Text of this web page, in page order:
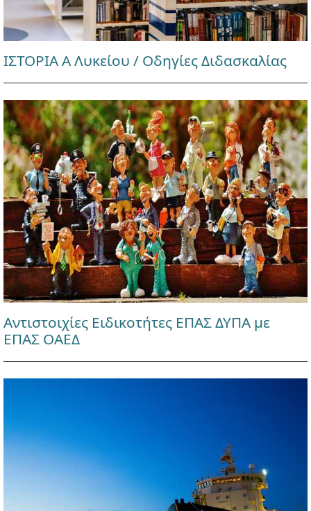
ΙΣΤΟΡΙΑ Α Λυκείου / Οδηγίες Διδασκαλίας
Αντιστοιχίες Ειδικοτήτες ΕΠΑΣ ΔΥΠΑ με
ΕΠΑΣ ΟΑΕΔ